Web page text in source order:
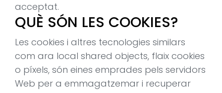
acceptat.
QUÈ SÓN LES COOKIES?
Les cookies i altres tecnologies similars
com ara local shared objects, flaix cookies
o píxels, són eines emprades pels servidors
Web per a emmagatzemar i recuperar